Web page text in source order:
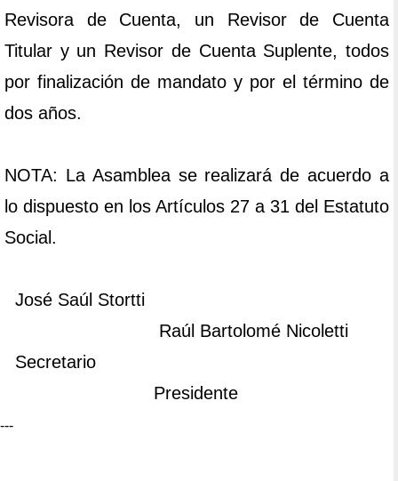
Revisora de Cuenta, un Revisor de Cuenta
Titular y un Revisor de Cuenta Suplente, todos
por finalización de mandato y por el término de
dos años.
NOTA: La Asamblea se realizará de acuerdo a
lo dispuesto en los Artículos 27 a 31 del Estatuto
Social.
José Saúl Stortti
Raúl Bartolomé Nicoletti
Secretario
Presidente
---